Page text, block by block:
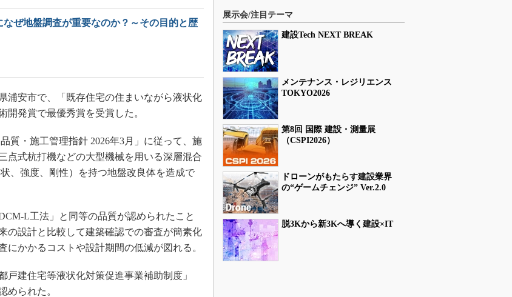
なぜ地盤調査が重要なのか？～その目的と歴
安市で、「既存住宅の住まいながら液状化
開発賞で最優秀賞を受賞した。
質・施工管理指針 2026年3月」に従って、施
点式杭打機などの大型機械を用いる深層混合
、強度、剛性）を持つ地盤改良体を造成で
L工法」と同等の品質が認められたこと
の設計と比較して建築確認での審査が簡素化
かかるコストや設計期間の低減が図れる。
建住宅等液状化対策促進事業補助制度」
められた。
展示会/注目テーマ
建設Tech NEXT BREAK
メンテナンス・レジリエンス
TOKYO2026
第8回 国際 建設・測量展
（CSPI2026）
ドローンがもたらす建設業界
の“ゲームチェンジ” Ver.2.0
脱3Kから新3Kへ導く建設×IT